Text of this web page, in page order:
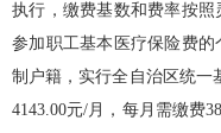
执行，缴费基数和费率按
参加职工基本医疗保险费
制户籍，实行全自治区统一
4143.00元/月，每月需缴费